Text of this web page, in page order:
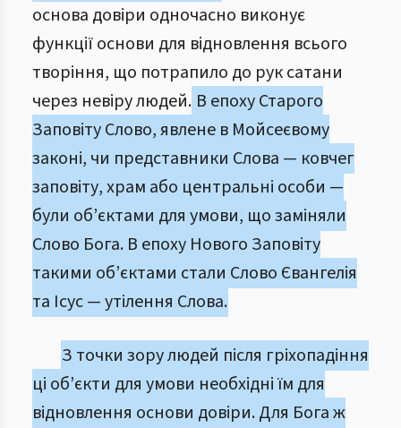
основа довіри одночасно виконує
функції основи для відновлення всього
творіння, що потрапило до рук сатани
через невіру людей. В епоху Старого
Заповіту Слово, явлене в Мойсеєвому
законі, чи представники Слова — ковчег
заповіту, храм або центральні особи —
були об’єктами для умови, що заміняли
Слово Бога. В епоху Нового Заповіту
такими об’єктами стали Слово Євангелія
та Ісус — утілення Слова.
З точки зору людей після гріхопадіння
ці об’єкти для умови необхідні їм для
відновлення основи довіри. Для Бога ж